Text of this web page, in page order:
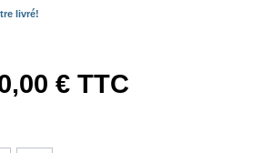
livré!
€ TTC